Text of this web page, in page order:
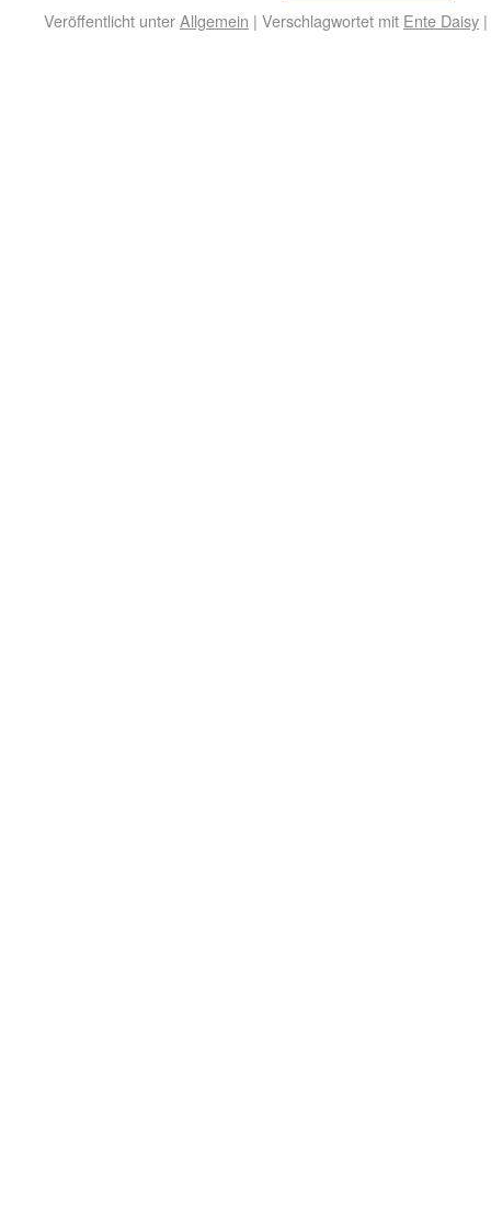
Veröffentlicht unterAllgemein | Verschlagwortet mit Ente Daisy |